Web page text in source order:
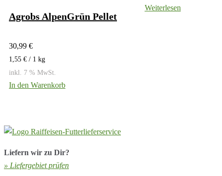
Agrobs AlpenGrün Pellet
30,99 €
1,55 € / 1 kg
inkl. 7 % MwSt.
In den Warenkorb
Weiterlesen
Liefern wir zu Dir?
» Liefergebiet prüfen